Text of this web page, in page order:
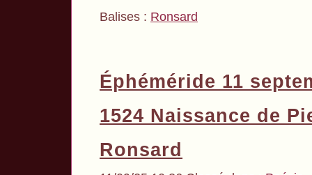
Balises : Ronsard
Éphéméride 11
1524 Naissance de
Ronsard